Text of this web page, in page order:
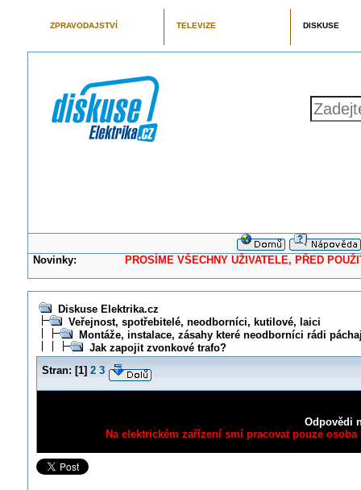
ZPRAVODAJSTVÍ TELEVIZE DISKUSE
Novinky: PROSÍME VŠECHNY UŽIVATELE, PŘED
Diskuse Elektrika.cz
Veřejnost, spotřebitelé, neodborníci, kutilové, laici
Montáže, instalace, zásahy které neodborníci rádi
Jak zapojit zvonkové trafo?
Stran: [1] 2 3
Odpovědi
Na elektrickém zařízení smí pracovat pouze